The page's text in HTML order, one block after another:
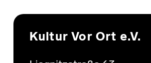
Skip back to main navigation
Kultur Vor Ort e.V.